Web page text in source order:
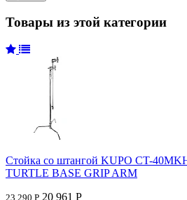
Товары из этой категории
Стойка со штангой KUPO CT-
TURTLE BASE GRIP ARM
23 290 Р 20 961 Р